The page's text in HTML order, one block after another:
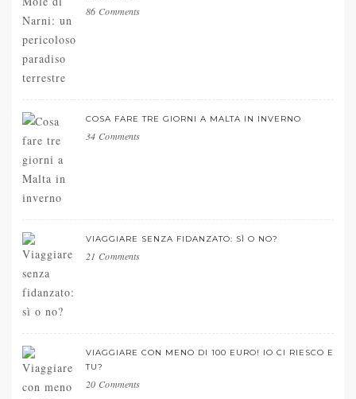
86 Comments
COSA FARE TRE GIORNI A MALTA IN INVERNO
34 Comments
VIAGGIARE SENZA FIDANZATO: SÌ O NO?
21 Comments
VIAGGIARE CON MENO DI 100 EURO! IO CI RIESCO E
TU?
20 Comments